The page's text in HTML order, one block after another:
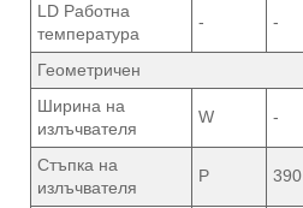
LD Работна
температура
- -
Геометричен
Ширина на
излъчвателя
W -
Стъпка на
излъчвателя
P 390